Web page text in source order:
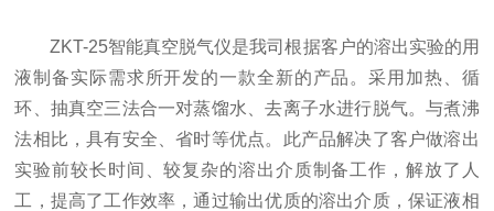
ZKT-25智能真空脱气仪是我司根据客户的溶出实验的用
液制备实际需求所开发的一款全新的产品。采用加热、循
环、抽真空三法合一对蒸馏水、去离子水进行脱气。与煮沸
法相比，具有安全、省时等优点。此产品解决了客户做溶出
实验前较长时间、较复杂的溶出介质制备工作，解放了人
工，提高了工作效率，通过输出优质的溶出介质，保证液相